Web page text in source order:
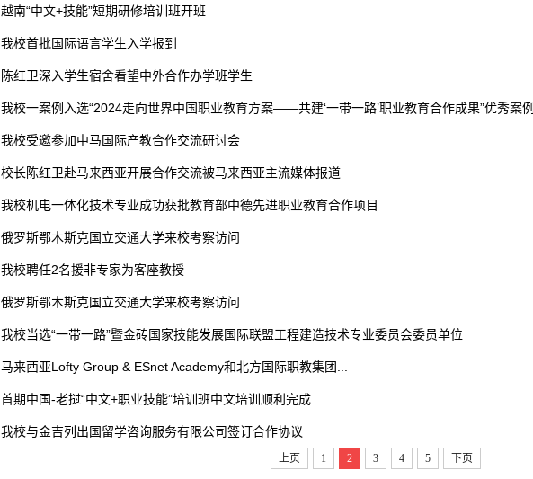
越南“中文+技能”短期研修培训班开班
我校首批国际语言学生入学报到
陈红卫深入学生宿舍看望中外合作办学班学生
我校一案例入选“2024走向世界中国职业教育方案——共建‘一带一路’职业教育合作成果”优秀案例
我校受邀参加中马国际产教合作交流研讨会
校长陈红卫赴马来西亚开展合作交流被马来西亚主流媒体报道
我校机电一体化技术专业成功获批教育部中德先进职业教育合作项目
俄罗斯鄂木斯克国立交通大学来校考察访问
我校聘任2名援非专家为客座教授
俄罗斯鄂木斯克国立交通大学来校考察访问
我校当选“一带一路”暨金砖国家技能发展国际联盟工程建造技术专业委员会委员单位
马来西亚Lofty Group & ESnet Academy和北方国际职教集团...
首期中国-老挝“中文+职业技能”培训班中文培训顺利完成
我校与金吉列出国留学咨询服务有限公司签订合作协议
上页 1 2 3 4 5 下页